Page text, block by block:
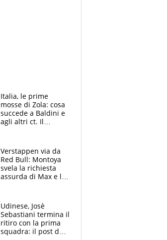
Italia, le prime
mosse di Zola: cosa
succede a Baldini e
agli altri ct. Il
azzurri
Verstappen via da
Red Bull: Montoya
svela la richiesta
assurda di Max e lo
McLaren siano
meglio?”
Udinese, Josè
Sebastiani termina il
ritiro con la prima
squadra: il post del